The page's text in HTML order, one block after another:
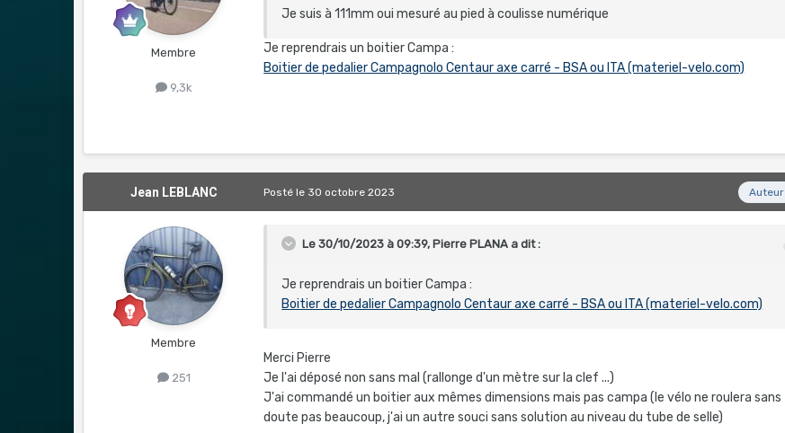
Membre
9,3k
Je suis à 111mm oui mesuré au pied à coulisse numérique
Je reprendrais un boitier Campa:
Boitier de pedalier Campagnolo Centaur axe carré - BSA ou ITA (materiel-velo.com)
Jean LEBLANC
Membre
251
Auteur
Postéle 30 octobre 2023
Le 30/10/2023 à 09:39,Pierre PLANA a dit :
Je reprendrais un boitier Campa:
Boitier de pedalier Campagnolo Centaur axe carré - BSA ou ITA (materiel-velo.com)
Merci Pierre
Je l'ai déposé non sans mal (rallonge d'un mètre sur la clef ...)
J'ai commandé un boitier aux mêmes dimensions mais pas campa (le vélo ne roulera sans
doute pas beaucoup, j'ai un autre souci sans solution au niveau du tube de selle)